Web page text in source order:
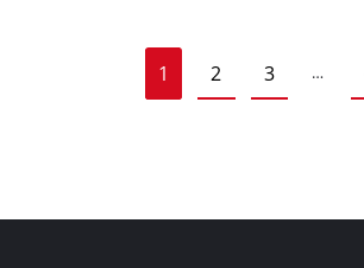
1 2 3 …